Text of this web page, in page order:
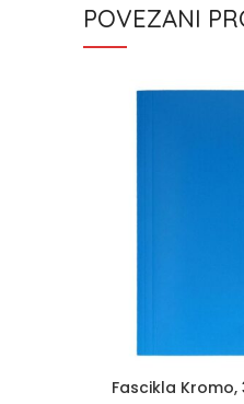
POVEZANI
Fascikla